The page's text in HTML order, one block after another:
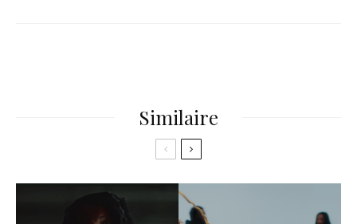
Similaire